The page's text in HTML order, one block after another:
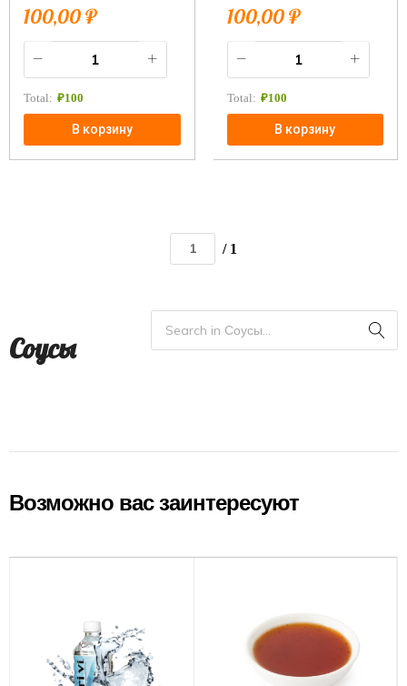
100,00₽
Total: ₽100
В корзину
100,00₽
Total: ₽100
В корзину
/ 1
Соусы
Возможно вас заинтересуют